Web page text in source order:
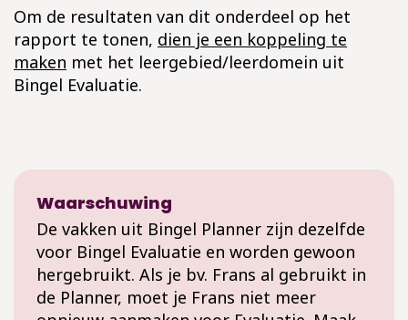
Om de resultaten van dit onderdeel op het
rapport te tonen, dien je een koppeling te
maken met het leergebied/leerdomein uit
Bingel Evaluatie.
Waarschuwing
De vakken uit Bingel Planner zijn dezelfde
voor Bingel Evaluatie en worden gewoon
hergebruikt. Als je bv. Frans al gebruikt in
de Planner, moet je Frans niet meer